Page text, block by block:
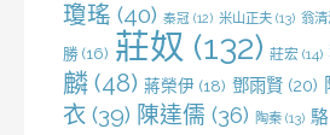
瓊瑤 (40) 秦冠 (12) 米山正夫 (13) 翁
勝 (16) 莊奴 (132) 莊宏 (14)
麟 (48) 蔣榮伊 (18) 鄧雨賢 (20)
衣 (39) 陳達儒 (36) 陶秦 (13)